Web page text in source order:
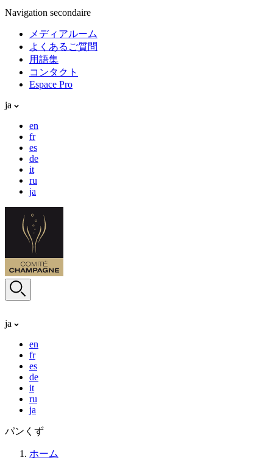
Navigation secondaire
メディアルーム
よくあるご質問
用語集
コンタクト
Espace Pro
ja
en
fr
es
de
it
ru
ja
ja
en
fr
es
de
it
ru
ja
パンくず
ホーム